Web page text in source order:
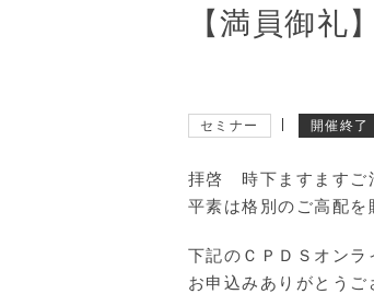
【満員御
セミナー 開催終了
拝啓 時下ますますご
平素は格別のご高配を
下記のＣＰＤＳオンラ
お申込みありがとうご